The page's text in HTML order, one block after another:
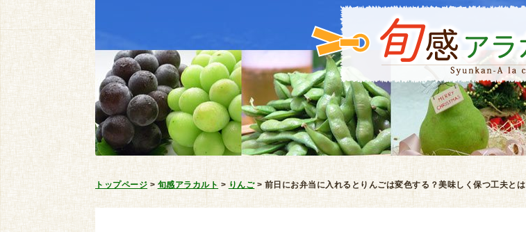
トップページ > 旬感アラカルト > りんご >前日にお弁当に入れるとりんごは変色する？美味しく保つ工夫とは